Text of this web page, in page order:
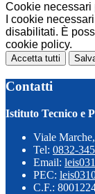
Cookie necessari
I cookie
disabilitati. È
cookie policy.
Accetta tutti
Contatti
Istituto Tecnico e
Viale
Tel: 0832-
Email:
PEC:
C.F.: